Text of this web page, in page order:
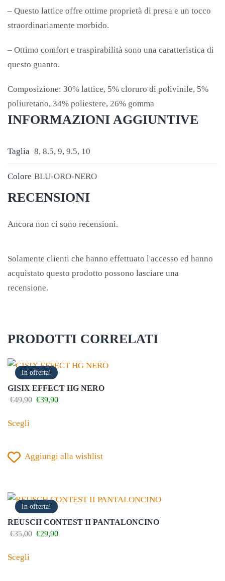
– Questo lattice offre ottime proprietà di presa e un tocco
straordinariamente morbido.
– Ottimo comfort e traspirabilità sono una caratteristica di
questo guanto.
Composizione: 30% lattice, 5% cloruro di polivinile, 5%
poliuretano, 34% poliestere, 26% gomma
INFORMAZIONI AGGIUNTIVE
Taglia 8, 8.5, 9, 9.5, 10
Colore BLU-ORO-NERO
RECENSIONI
Ancora non ci sono recensioni.
Solamente clienti che hanno effettuato l'accesso ed hanno
acquistato questo prodotto possono lasciare una
recensione.
PRODOTTI CORRELATI
In offerta!
GISIX EFFECT HG NERO
€49,90 Il€39,90Il
Scegliprodotto
più
opzioni
possono
essere
nella
Aggiungi alla wishlist
In offerta!
REUSCH CONTEST II PANTALONCINO
€35,00 Il€29,90Il
Scegliprodotto